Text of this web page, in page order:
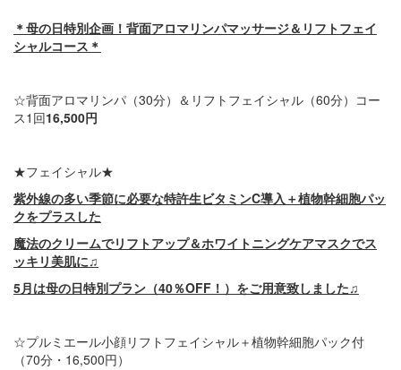
＊母の日特別企画！背面アロマリンパマッサージ＆リフトフェイ
シャルコース＊
☆背面アロマリンパ（30分）＆リフトフェイシャル（60分）コー
ス1回16,500円
★フェイシャル★
紫外線の多い季節に必要な特許生ビタミンC導入＋植物幹細胞パッ
クをプラスした
魔法のクリームでリフトアップ＆ホワイトニングケアマスクでス
ッキリ美肌に♫
5月は母の日特別プラン（40％OFF！）をご用意致しました♫
☆プルミエール小顔リフトフェイシャル＋植物幹細胞パック付
（70分・16,500円）